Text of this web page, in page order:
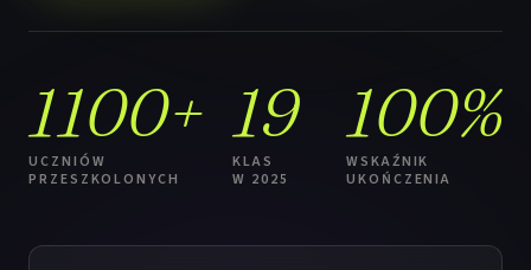
1100+
UCZNIÓW
PRZESZKOLONYCH
19
KLAS
W 2025
100%
WSKAŹNIK
UKOŃCZENIA